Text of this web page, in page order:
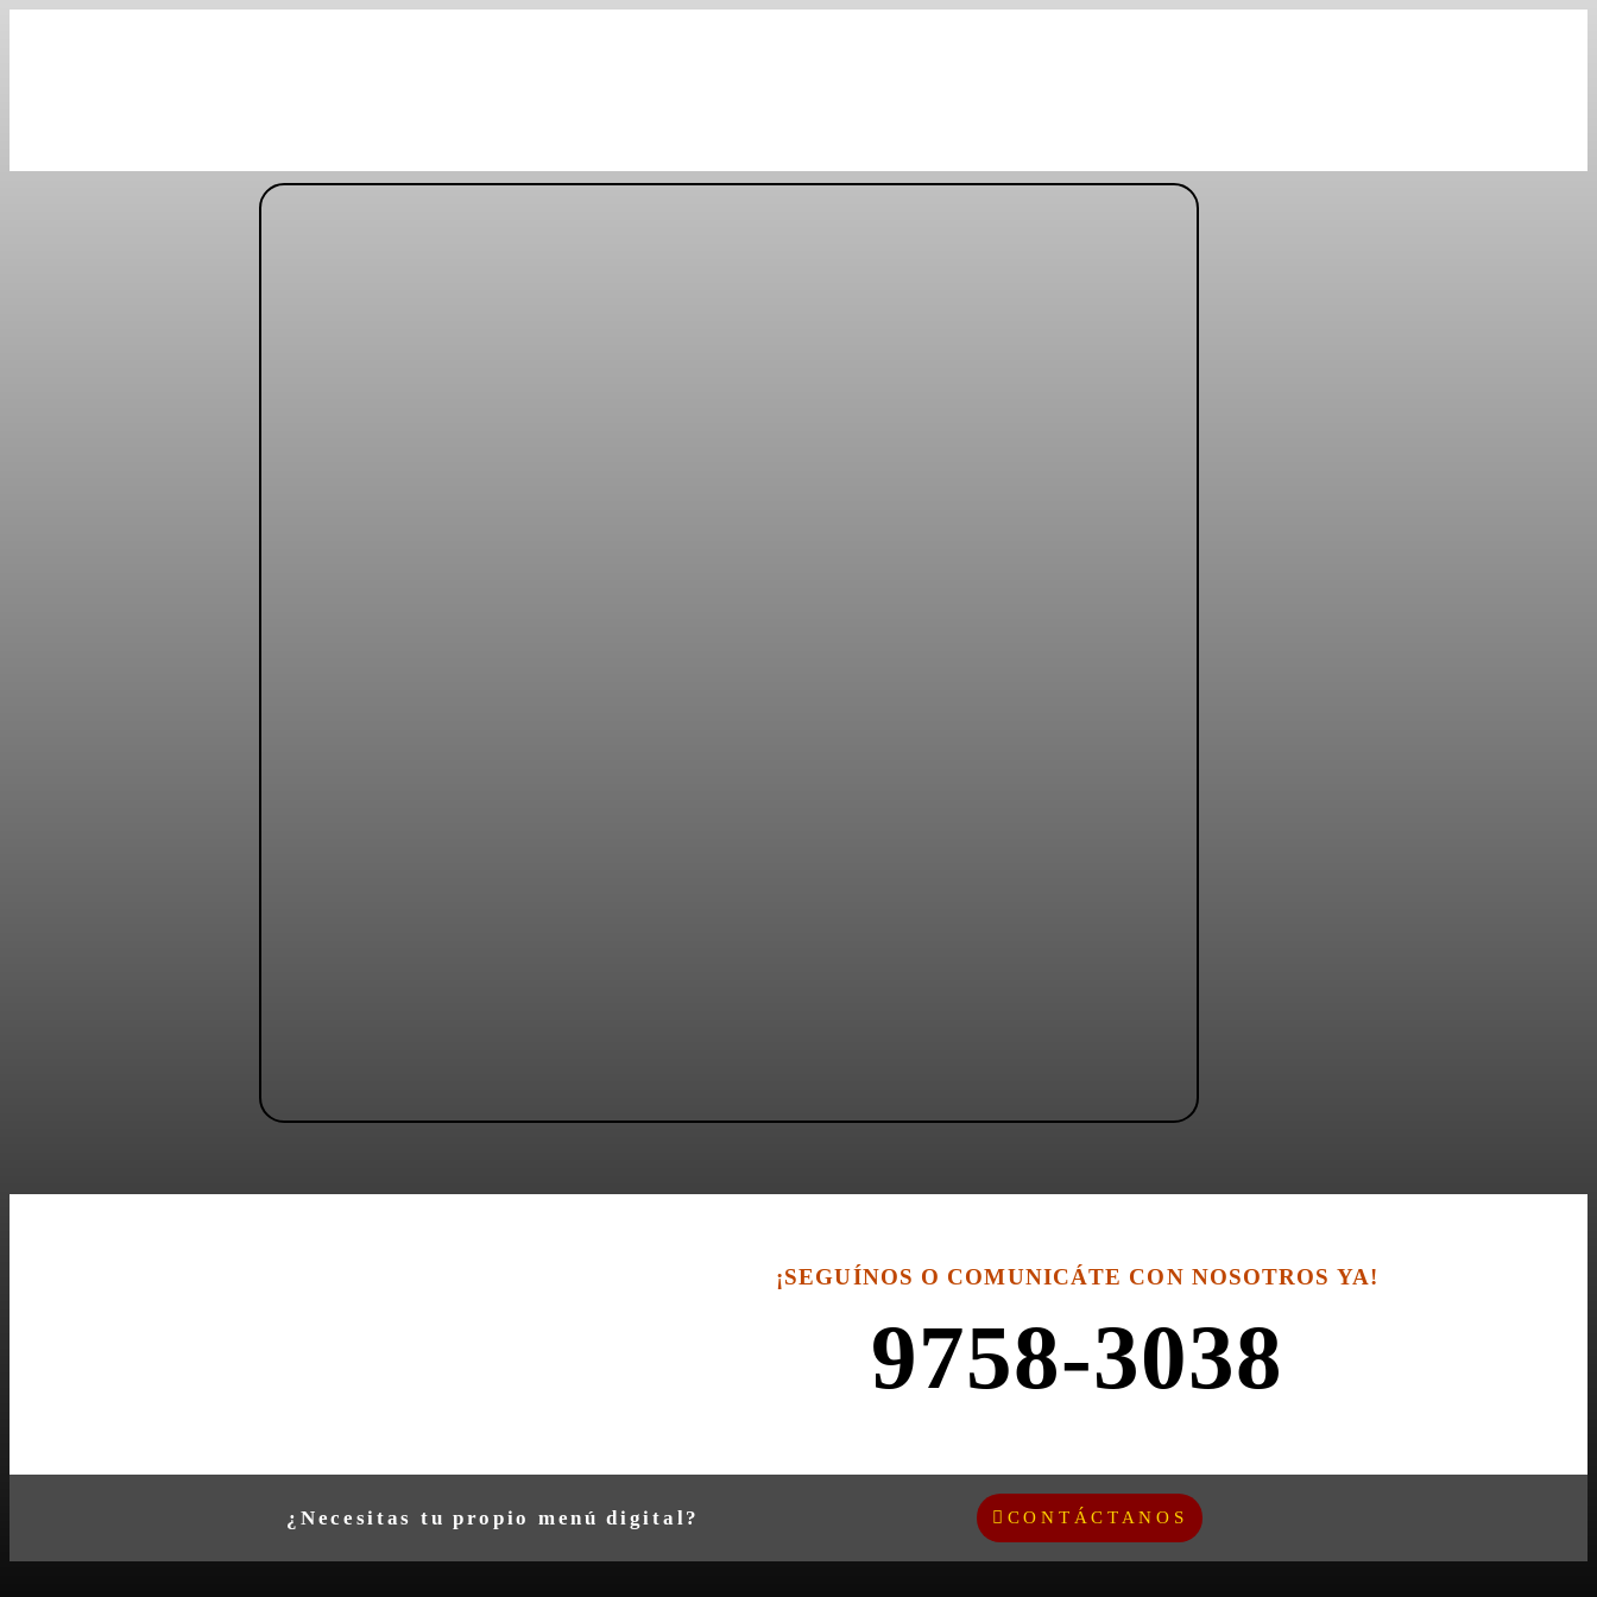
¡SEGUÍNOS O COMUNICÁTE CON NOSOTROS YA!
9758-3038
¿Necesitas tu propio menú digital? CONTÁCTANOS